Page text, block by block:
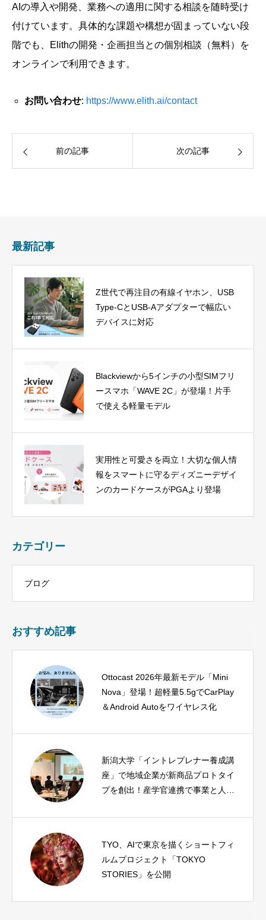
AIの導入や開発、業務への適用に関する相談を随時受け
付けています。具体的な課題や構想が固まっていない段
階でも、Elithの開発・企画担当との個別相談（無料）を
オンラインで利用できます。
お問い合わせ: https://www.elith.ai/contact
前の記事 次の記事
最新記事
Z世代で再注目の有線イヤホン、USB
Type-CとUSB-Aアダプターで幅広い
デバイスに対応
Blackviewから5インチの小型SIMフリ
ースマホ「WAVE 2C」が登場！片手
で使える軽量モデル
実用性と可愛さを両立！大切な個人情
報をスマートに守るディズニーデザイ
ンのカードケースがPGAより登場
カテゴリー
ブログ
おすすめ記事
Ottocast 2026年最新モデル「Mini
Nova」登場！超軽量5.5gでCarPlay
＆Android Autoをワイヤレス化
新潟大学「イントレプレナー養成講
座」で地域企業が新商品プロトタイ
プを創出！産学官連携で事業と人材
TYO、AIで東京を描くショートフィ
ルムプロジェクト「TOKYO
STORIES」を公開